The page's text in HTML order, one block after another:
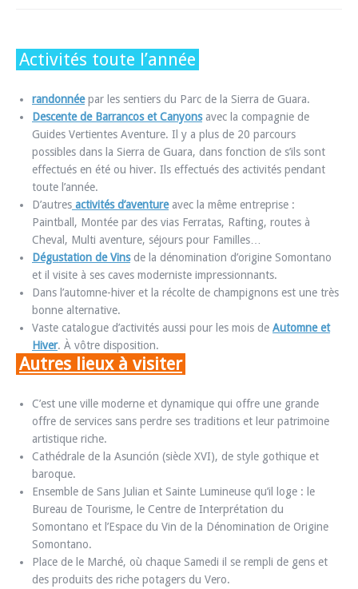
Activités toute l’année
randonnéepar les sentiers du Parc de la Sierra de Guara.
Descente de Barrancos et Canyonsavec la compagnie de
Guides Vertientes Aventure. Il y a plus de 20 parcours
possibles dans la Sierra de Guara, dans fonction de s’ils sont
effectués en été ou hiver. Ils effectués des activités pendant
toute l’année.
D’autres activités d’aventureavec la même entreprise :
Paintball, Montée par des vias Ferratas, Rafting, routes à
Cheval, Multi aventure, séjours pour Familles…
Dégustation de Vinsde la dénomination d’origine Somontano
et il visite à ses caves moderniste impressionnants.
Dans l’automne-hiver et la récolte de champignons est une très
bonne alternative.
Vaste catalogue d’activités aussi pour les mois de Automne et
Hiver. À vôtre disposition.
Autres lieux à visiter
C’est une ville moderne et dynamique qui offre une grande
offre de services sans perdre ses traditions et leur patrimoine
artistique riche.
Cathédrale de la Asunción (siècle XVI), de style gothique et
baroque.
Ensemble de Sans Julian et Sainte Lumineuse qu’il loge : le
Bureau de Tourisme, le Centre de Interprétation du
Somontano et l’Espace du Vin de la Dénomination de Origine
Somontano.
Place de le Marché, où chaque Samedi il se rempli de gens et
des produits des riche potagers du Vero.